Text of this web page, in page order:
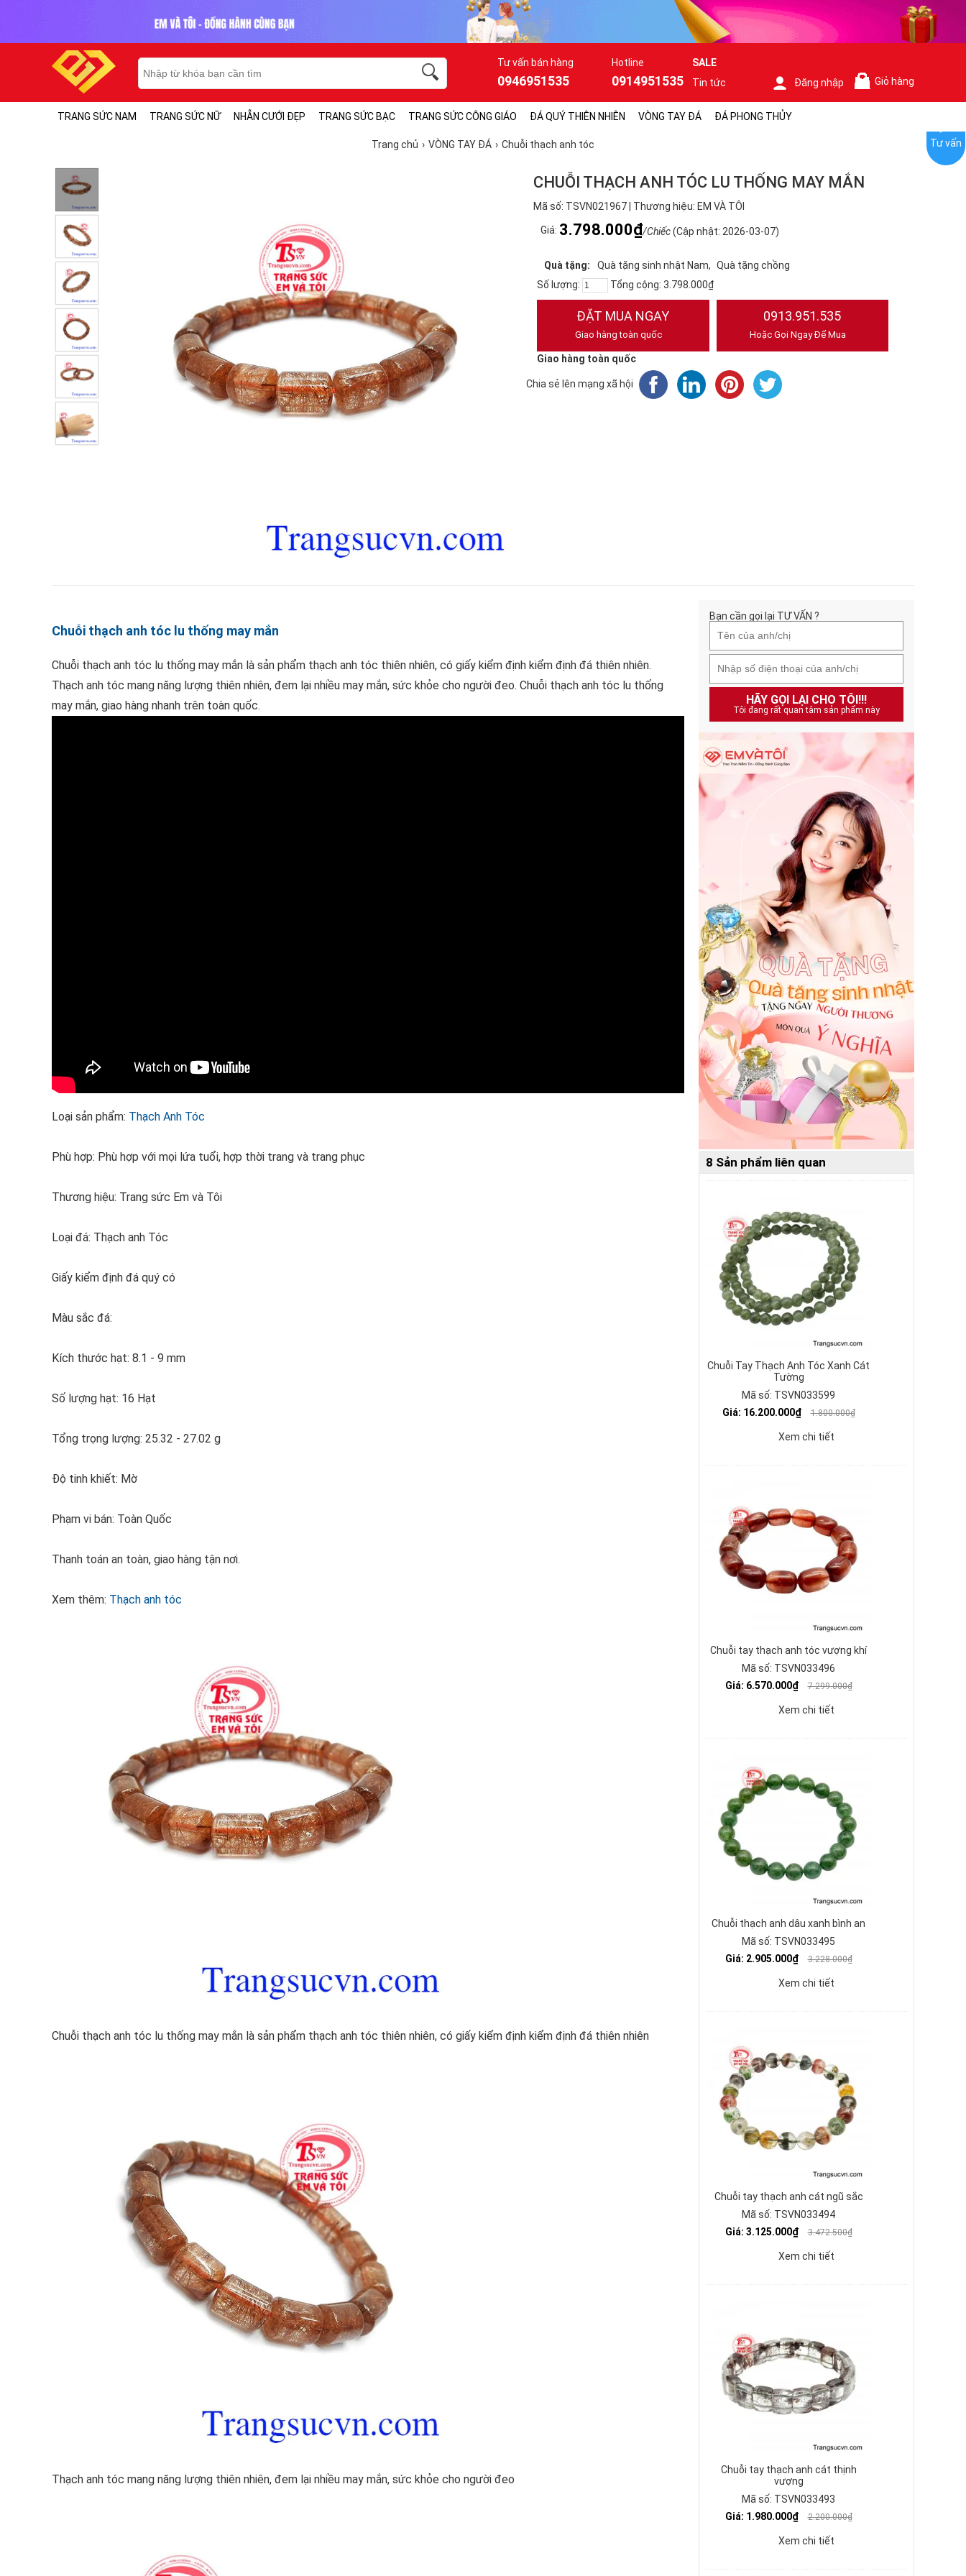
Tư vấn bán hàng
0946951535
Hotline
0914951535
SALE
Tin tức
Đăng nhập Giỏ hàng
TRANG SỨC NAM TRANG SỨC NỮ NHẪN CƯỚI ĐẸP TRANG SỨC BẠC TRANG SỨC CÔNG GIÁO ĐÁ QUÝ THIÊN NHIÊN VÒNG TAY ĐÁ ĐÁ PHONG THỦY
Trang chủ VÒNG TAY ĐÁ Chuỗi thạch anh tóc
CHUỖI THẠCH ANH TÓC LU THỐNG MAY MẮN
Mã số: TSVN021967 | Thương hiệu: EM VÀ TÔI
Giá: 3.798.000₫/Chiếc(Cập nhật: 2026-03-07)
Quà tặng: Quà tặng sinh nhật Nam
Quà tặng chồng
Số lượng:
Tổng cộng: 3.798.000₫
ĐẶT MUA NGAY
Giao hàng toàn quốc
0913.951.535
Hoặc Gọi Ngay Để Mua
Giao hàng toàn quốc
Chia sẻ lên mạng xã hội
Chuỗi thạch anh tóc lu thống may mắn
Chuỗi thạch anh tóc lu thống may mắn là sản phẩm thạch anh tóc thiên nhiên, có giấy kiểm định kiểm định đá thiên nhiên.
Thạch anh tóc mang năng lượng thiên nhiên, đem lại nhiều may mắn, sức khỏe cho người đeo. Chuỗi thạch anh tóc lu thống
may mắn, giao hàng nhanh trên toàn quốc.
Loại sản phẩm: Thạch Anh Tóc
Phù hợp: Phù hợp với mọi lứa tuổi, hợp thời trang và trang phục
Thương hiệu: Trang sức Em và Tôi
Loại đá: Thạch anh Tóc
Giấy kiểm định đá quý có
Màu sắc đá:
Kích thước hạt: 8.1 - 9 mm
Số lượng hạt: 16 Hạt
Tổng trọng lượng: 25.32 - 27.02 g
Độ tinh khiết: Mờ
Phạm vi bán: Toàn Quốc
Thanh toán an toàn, giao hàng tận nơi.
Xem thêm: Thạch anh tóc
Chuỗi thạch anh tóc lu thống may mắn là sản phẩm thạch anh tóc thiên nhiên, có giấy kiểm định kiểm định đá thiên nhiên
Thạch anh tóc mang năng lượng thiên nhiên, đem lại nhiều may mắn, sức khỏe cho người đeo
Bạn cần gọi lại TƯ VẤN ?
HÃY GỌI LẠI CHO TÔI!!!
Tôi đang rất quan tâm sản phẩm này
8 Sản phẩm liên quan
Chuỗi Tay Thạch Anh Tóc Xanh Cát
Tường
Mã số: TSVN033599
Giá: 16.200.000₫
1.800.000₫
Xem chi tiết
Chuỗi tay thạch anh tóc vượng khí
Mã số: TSVN033496
Giá: 6.570.000₫
7.299.000₫
Xem chi tiết
Chuỗi thạch anh dâu xanh bình an
Mã số: TSVN033495
Giá: 2.905.000₫
3.228.000₫
Xem chi tiết
Chuỗi tay thạch anh cát ngũ sắc
Mã số: TSVN033494
Giá: 3.125.000₫
3.472.500₫
Xem chi tiết
Chuỗi tay thạch anh cát thịnh
vượng
Mã số: TSVN033493
Giá: 1.980.000₫
2.200.000₫
Xem chi tiết
Tư vấn